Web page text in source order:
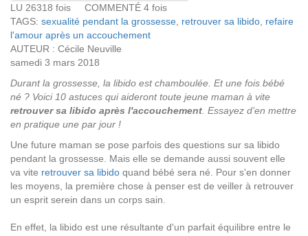
LU 26318 fois COMMENTÉ 4 fois
TAGS: sexualité pendant la grossesse retrouver sa libido refaire
l'amour après un accouchement
AUTEUR : Cécile Neuville
samedi 3 mars 2018
Durant la grossesse, la libido est chamboulée. Et une fois bébé
né ? Voici 10 astuces qui aideront toute jeune maman à vite
retrouver sa libido après l'accouchement . Essayez d’en mettre
en pratique une par jour !
Une future maman se pose parfois des questions sur sa libido
pendant la grossesse. Mais elle se demande aussi souvent elle
va vite retrouver sa libido quand bébé sera né. Pour s'en donner
les moyens, la première chose à penser est de veiller à retrouver
un esprit serein dans un corps sain.
En effet, la libido est une résultante d'un parfait équilibre entre le